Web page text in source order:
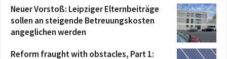
Neuer Vorstoß: Leipziger Elternbeiträge
sollen an steigende Betreuungskosten
angeglichen werden
Reform fraught with obstacles, Part 1: